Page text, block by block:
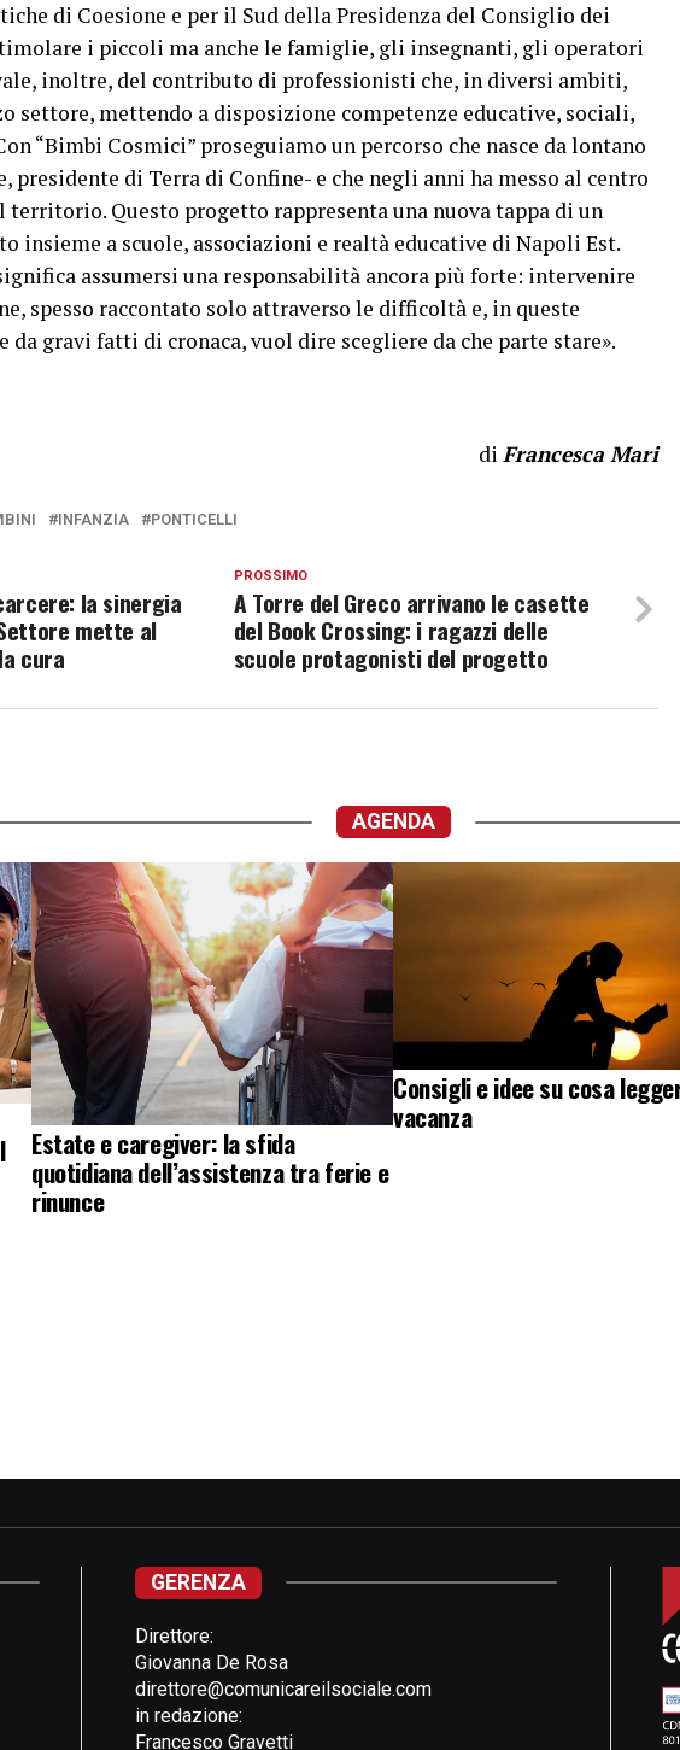
di Coesione e per il Sud della Presidenza del Consiglio dei
i piccoli ma anche le famiglie, gli insegnanti, gli operatori
inoltre, del contributo di professionisti che, in diversi ambiti,
settore, mettendo a disposizione competenze educative, sociali,
“Bimbi Cosmici” proseguiamo un percorso che nasce da lontano
presidente di Terra di Confine- e che negli anni ha messo al centro
Questo progetto rappresenta una nuova tappa di un
insieme a scuole, associazioni e realtà educative di Napoli Est.
assumersi una responsabilità ancora più forte: intervenire
spesso raccontato solo attraverso le difficoltà e, in queste
da gravi fatti di cronaca, vuol dire scegliere da che parte stare».
di Francesca Mari
INFANZIA PONTICELLI
PROSSIMO
A Torre del Greco arrivano le casette
del Book Crossing: i ragazzi delle
scuole protagonisti del progetto
la sinergia
mette al
cura
AGENDA
Estate e caregiver: la sfida
quotidiana dell’assistenza tra ferie e
rinunce
Consigli e idee su cosa
vacanza
GERENZA
Direttore:
Giovanna De Rosa
direttore@comunicareilsociale.com
in redazione:
Francesco Gravetti